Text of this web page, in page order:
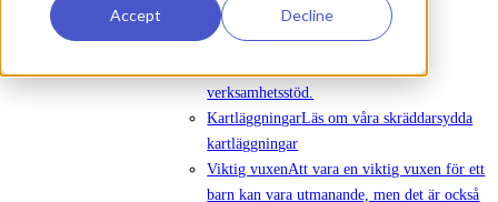
Accept Decline
känsliga uppgifter.
Om ossAllt om företaget.
verksamhetsstöd.
KartläggningarLäs om våra skräddarsydda
kartläggningar
Viktig vuxenAtt vara en viktig vuxen för ett
barn kan vara utmanande, men det är också